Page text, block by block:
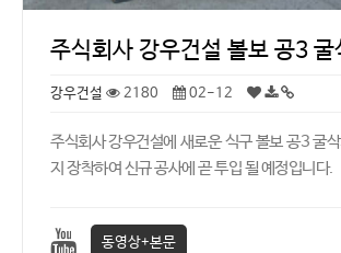
주식회사 강우건설 볼보 공3 굴
강우건설 2180 02-12
주식회사 강우건설에 새로운 식구 볼보 공3 굴
지 장착하여 신규 공사에 곧 투입 될 예정입니다.
동영상+본문